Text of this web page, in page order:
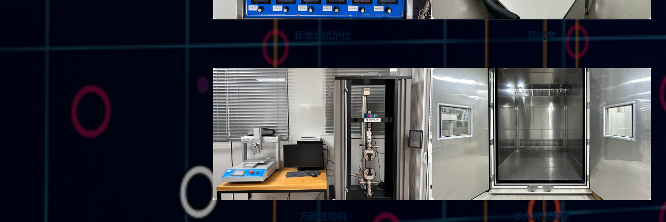
标准测试炉灶 测试室
万能试验机 步入式试验室